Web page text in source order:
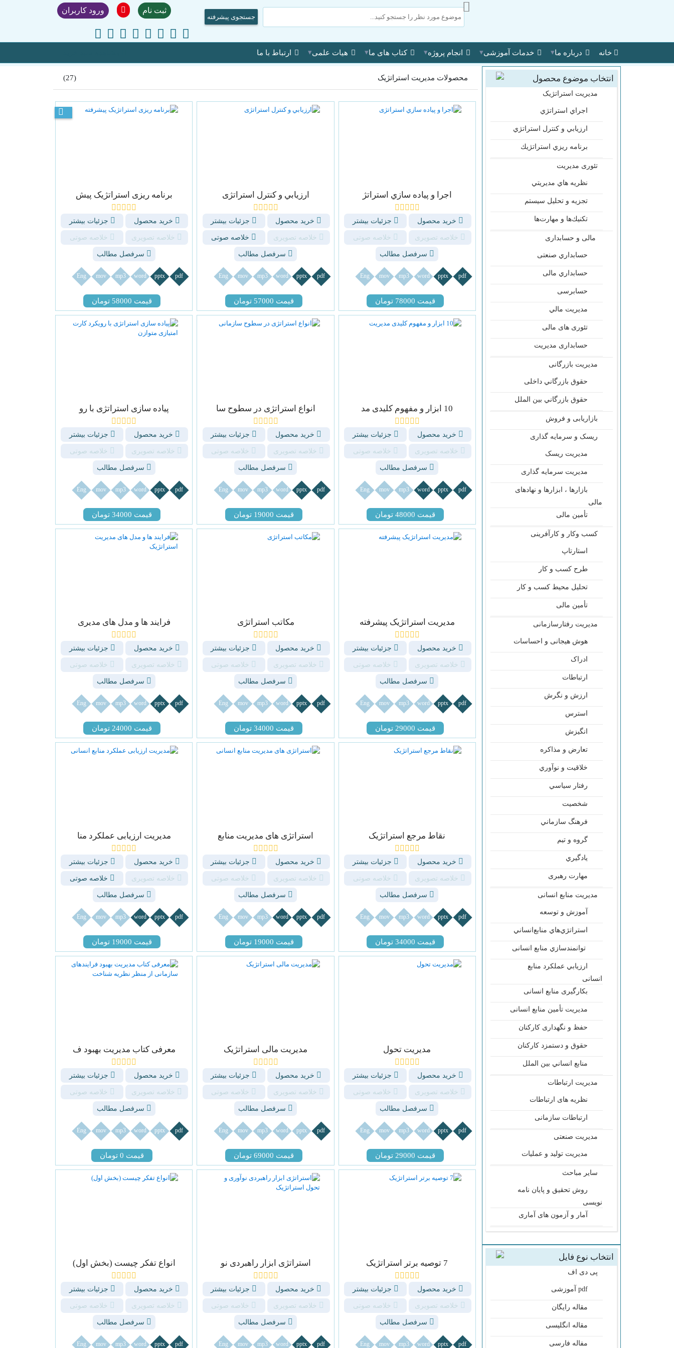
جستجوی پیشرفته
ورود کاربران ثبت نام
خانه درباره ما▾ خدمات آموزشی▾ انجام پروژه▾ کتاب های ما▾ هیات علمی▾ ارتباط با ما
انتخاب موضوع محصول
مدیریت استراتژیک
اجراي استراتژي
ارزيابي و كنترل استراتژي
برنامه ريزي استراتژيك
تئوری مدیریت
نظريه هاي مديريتي
تجزيه و تحليل سيستم
تكنيك‌ها و مهارت‌ها
مالی و حسابداری
حسابداري صنعتی
حسابداري مالی
حسابرسی
مديريت مالي
تئوری های مالی
حسابداری مدیریت
مدیریت بازرگانی
حقوق بازرگاني داخلی
حقوق بازرگاني بین الملل
بازاریابی و فروش
ریسک و سرمایه گذاری
مدیریت ریسک
مدیریت سرمایه گذاری
بازارها ، ابزارها و نهادهای
مالی
تأمین مالی
کسب وکار و کارآفرینی
استارتاپ
طرح کسب و کار
تحلیل محیط کسب و کار
تأمین مالی
مدیریت رفتارسازمانی
هوش هیجانی و احساسات
ادراک
ارتباطات
ارزش و نگرش
استرس
انگيزش
تعارض و مذاكره
خلاقيت و نوآوري
رفتار سياسي
شخصيت
فرهنگ سازماني
گروه و تيم
يادگيري
مهارت رهبری
مدیریت منابع انسانی
آموزش و توسعه
استراتژي‌هاي منابع‌انساني
توانمندسازي منابع انسانی
ارزيابي عملكرد منابع
انسانی
بکارگیری منابع انسانی
مديريت تأمين منابع انسانی
حفظ و نگهداری کارکنان
حقوق و دستمزد کارکنان
منابع انساني بين الملل
مدیریت ارتباطات
نظریه های ارتباطات
ارتباطات سازمانی
مدیریت صنعتی
مدیریت تولید و عملیات
سایر مباحث
روش تحقیق و پایان نامه
نویسی
آمار و آزمون های آماری
انتخاب نوع فایل
پی دی اف
pdf آموزشی
مقاله رایگان
مقاله انگلیسی
مفاله فارسی
محصولات مدیریت استراتژیک (27)
اجرا و پياده سازي استراتژ
خرید محصول جزئیات بیشتر
خلاصه تصویری خلاصه صوتی
سرفصل مطالب
pdf
pptx
word
mp3
mov
Eng
قیمت 78000 تومان
ارزيابي و كنترل استراتژی
خرید محصول جزئیات بیشتر
خلاصه تصویری خلاصه صوتی
سرفصل مطالب
pdf
pptx
word
mp3
mov
Eng
قیمت 57000 تومان
برنامه ریزی استراتژیک پیش
خرید محصول جزئیات بیشتر
خلاصه تصویری خلاصه صوتی
سرفصل مطالب
pdf
pptx
word
mp3
mov
Eng
قیمت 58000 تومان
10 ابزار و مفهوم کلیدی مد
خرید محصول جزئیات بیشتر
خلاصه تصویری خلاصه صوتی
سرفصل مطالب
pdf
pptx
word
mp3
mov
Eng
قیمت 48000 تومان
انواع استراتژی در سطوح سا
خرید محصول جزئیات بیشتر
خلاصه تصویری خلاصه صوتی
سرفصل مطالب
pdf
pptx
word
mp3
mov
Eng
قیمت 19000 تومان
پیاده سازی استراتژی با رو
خرید محصول جزئیات بیشتر
خلاصه تصویری خلاصه صوتی
سرفصل مطالب
pdf
pptx
word
mp3
mov
Eng
قیمت 34000 تومان
مدیریت استراتژیک پیشرفته
خرید محصول جزئیات بیشتر
خلاصه تصویری خلاصه صوتی
سرفصل مطالب
pdf
pptx
word
mp3
mov
Eng
قیمت 29000 تومان
مکاتب استراتژی
خرید محصول جزئیات بیشتر
خلاصه تصویری خلاصه صوتی
سرفصل مطالب
pdf
pptx
word
mp3
mov
Eng
قیمت 34000 تومان
فرایند ها و مدل های مدیری
خرید محصول جزئیات بیشتر
خلاصه تصویری خلاصه صوتی
سرفصل مطالب
pdf
pptx
word
mp3
mov
Eng
قیمت 24000 تومان
نقاط مرجع استراتژیک
خرید محصول جزئیات بیشتر
خلاصه تصویری خلاصه صوتی
سرفصل مطالب
pdf
pptx
word
mp3
mov
Eng
قیمت 34000 تومان
استراتژی های مدیریت منابع
خرید محصول جزئیات بیشتر
خلاصه تصویری خلاصه صوتی
سرفصل مطالب
pdf
pptx
word
mp3
mov
Eng
قیمت 19000 تومان
مدیریت ارزیابی عملکرد منا
خرید محصول جزئیات بیشتر
خلاصه تصویری خلاصه صوتی
سرفصل مطالب
pdf
pptx
word
mp3
mov
Eng
قیمت 19000 تومان
مديريت تحول
خرید محصول جزئیات بیشتر
خلاصه تصویری خلاصه صوتی
سرفصل مطالب
pdf
pptx
word
mp3
mov
Eng
قیمت 29000 تومان
مدیریت مالی استراتژیک
خرید محصول جزئیات بیشتر
خلاصه تصویری خلاصه صوتی
سرفصل مطالب
pdf
pptx
word
mp3
mov
Eng
قیمت 69000 تومان
معرفی کتاب مدیریت بهبود ف
خرید محصول جزئیات بیشتر
خلاصه تصویری خلاصه صوتی
سرفصل مطالب
pdf
pptx
word
mp3
mov
Eng
قیمت 0 تومان
7 توصیه برتر استراتژیک
خرید محصول جزئیات بیشتر
خلاصه تصویری خلاصه صوتی
سرفصل مطالب
pdf
pptx
word
mp3
mov
Eng
استراتژی ابزار راهبردی نو
خرید محصول جزئیات بیشتر
خلاصه تصویری خلاصه صوتی
سرفصل مطالب
pdf
pptx
word
mp3
mov
Eng
انواع تفکر چیست (بخش اول)
خرید محصول جزئیات بیشتر
خلاصه تصویری خلاصه صوتی
سرفصل مطالب
pdf
pptx
word
mp3
mov
Eng